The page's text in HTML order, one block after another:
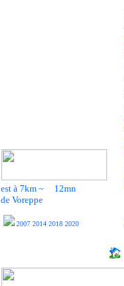
est à 7km ~ 12mn
de Voreppe
2007 2014 2018 2020